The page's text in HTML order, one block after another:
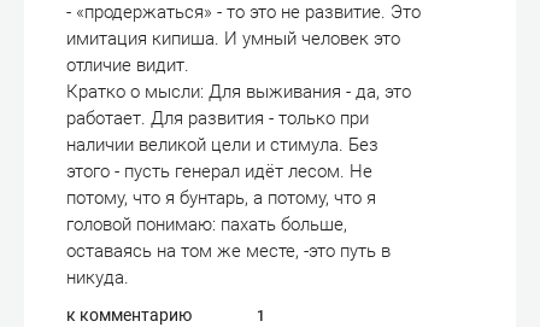
- «продержаться» - то это не развитие. Это
имитация кипиша. И умный человек это
отличие видит.
Кратко о мысли: Для выживания - да, это
работает. Для развития - только при
наличии великой цели и стимула. Без
этого - пусть генерал идёт лесом. Не
потому, что я бунтарь, а потому, что я
головой понимаю: пахать больше,
оставаясь на том же месте, -это путь в
никуда.
к комментарию 1